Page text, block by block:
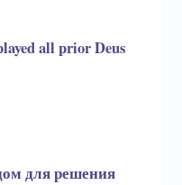
all prior Deus
для решения